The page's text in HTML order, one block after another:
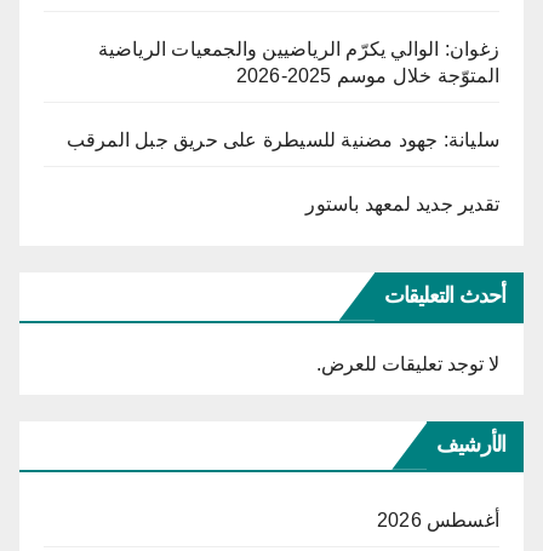
زغوان: الوالي يكرّم الرياضيين والجمعيات الرياضية
المتوّجة خلال موسم 2025-2026
سليانة: جهود مضنية للسيطرة على حريق جبل المرقب
تقدير جديد لمعهد باستور
أحدث التعليقات
لا توجد تعليقات للعرض.
الأرشيف
أغسطس 2026